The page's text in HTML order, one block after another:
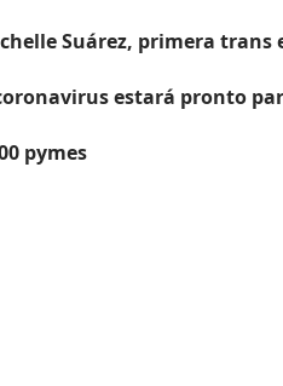
Suárez, primera trans
estará pronto
pymes